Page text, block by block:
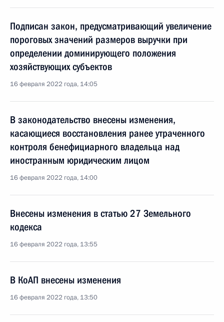
Подписан закон, предусматривающий увеличение
пороговых значений размеров выручки при
определении доминирующего положения
хозяйствующих субъектов
16 февраля 2022 года, 14:05
В законодательство внесены изменения,
касающиеся восстановления ранее утраченного
контроля бенефициарного владельца над
иностранным юридическим лицом
16 февраля 2022 года, 14:00
Внесены изменения в статью 27 Земельного
кодекса
16 февраля 2022 года, 13:55
В КоАП внесены изменения
16 февраля 2022 года, 13:50